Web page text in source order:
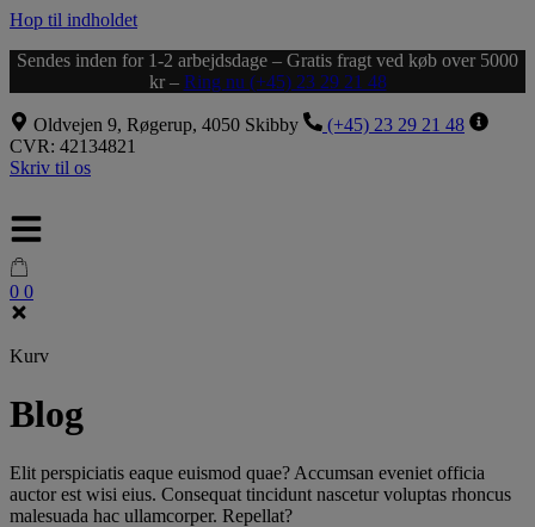
Hop til indholdet
Sendes inden for 1-2 arbejdsdage – Gratis fragt ved køb over 5000
kr – Ring nu (+45) 23 29 21 48
Oldvejen 9, Røgerup, 4050 Skibby
(+45) 23 29 21 48
CVR: 42134821
Skriv til os
0 0
Kurv
Blog
Elit perspiciatis eaque euismod quae? Accumsan eveniet officia
auctor est wisi eius. Consequat tincidunt nascetur voluptas rhoncus
malesuada hac ullamcorper. Repellat?